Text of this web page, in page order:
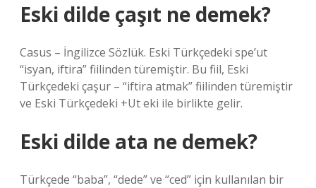
Eski dilde çaşıt ne demek?
Casus – İngilizce Sözlük. Eski Türkçedeki spe’ut
“isyan, iftira” fiilinden türemiştir. Bu fiil, Eski
Türkçedeki çaşur – “iftira atmak” fiilinden türemiştir
ve Eski Türkçedeki +Ut eki ile birlikte gelir.
Eski dilde ata ne demek?
Türkçede “baba”, “dede” ve “ced” için kullanılan bir